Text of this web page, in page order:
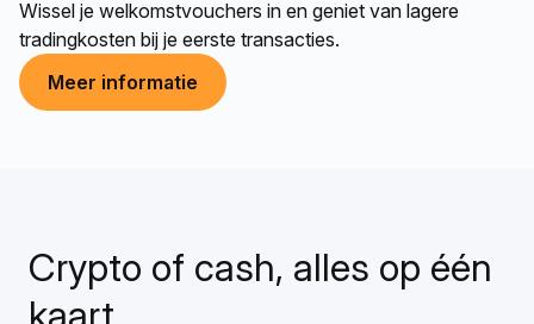
Wissel je welkomstvouchers in en geniet van lagere
tradingkosten bij je eerste transacties.
Meer informatie
Crypto of cash, alles op één